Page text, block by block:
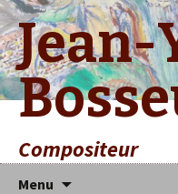
Jean-
Compositeur
Menu